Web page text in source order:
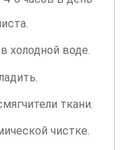
холодной воде.
ткани.
чистке.